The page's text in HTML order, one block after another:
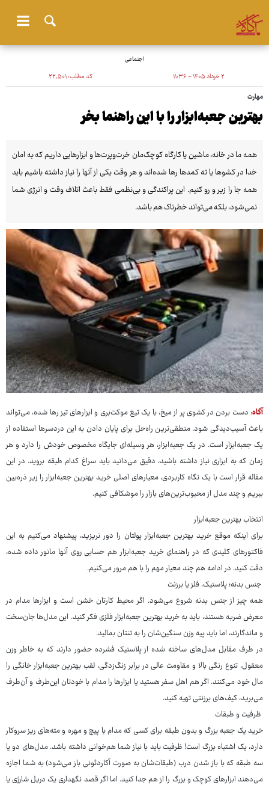
اجتماعی
۲ خرداد ۱۴۰۵ - ۱۱:۳۶ کد مطلب:۲۲٬۵۰۱
مهارت
بهترین جعبه‌ابزار را با این راهنما بخر
همه ما در خانه، ماشین یا کارگاه کوچک‌مان خرت‌وپرت‌ها و ابزارهایی داریم که به امان
خدا در کشوها یا ته کمدها رها شده‌اند و هر وقت یکی از آنها را نیاز داشته باشیم باید
همه جا را زیر و رو کنیم. این پراکندگی و بی‌نظمی فقط باعث اتلاف وقت و انرژی شما
نمی‌شود، بلکه می‌تواند خطرناک هم باشد.
آگاه: دست بردن در کشوی پر از میخ، با یک تیغ موکت‌بری و ابزارهای تیز رها شده، می‌تواند
باعث آسیب‌دیدگی شود. منطقی‌ترین راه‌حل برای پایان دادن به این دردسرها استفاده از
یک جعبه‌ابزار است. در یک جعبه‌ابزار، هر وسیله‌ای جایگاه مخصوص خودش را دارد و هر
زمان که به ابزاری نیاز داشته باشید، دقیق می‌دانید باید سراغ کدام طبقه بروید. در این
مقاله قرار است با یک نگاه کاربردی، معیارهای اصلی خرید بهترین جعبه‌ابزار را زیر ذره‌بین
ببریم و چند مدل از محبوب‌ترین‌های بازار را موشکافی کنیم.
انتخاب بهترین جعبه‌ابزار
برای اینکه موقع خرید بهترین جعبه‌ابزار پولتان را دور نریزید، پیشنهاد می‌کنیم به این
فاکتورهای کلیدی که در راهنمای خرید جعبه‌ابزار هم حسابی روی آنها مانور داده شده،
دقت کنید. در ادامه هم چند معیار مهم را با هم مرور می‌کنیم.
جنس بدنه؛ پلاستیک، فلز یا برزنت
همه چیز از جنس بدنه شروع می‌شود. اگر محیط کارتان خشن است و ابزارها مدام در
معرض ضربه هستند، باید به خرید بهترین جعبه‌ابزار فلزی فکر کنید. این مدل‌ها جان‌سخت
و ماندگارند، اما باید پیه وزن سنگین‌شان را به تنتان بمالید.
در طرف مقابل مدل‌های ساخته شده از پلاستیک فشرده حضور دارند که به خاطر وزن
معقول، تنوع رنگی بالا و مقاومت عالی در برابر زنگ‌زدگی، لقب بهترین جعبه‌ابزار خانگی را
مال خود می‌کنند. اگر هم اهل سفر هستید یا ابزارها را مدام با خودتان این‌طرف و آن‌طرف
می‌برید، کیف‌های برزنتی تهیه کنید.
ظرفیت و طبقات
خرید یک جعبه بزرگ و بدون طبقه برای کسی که مدام با پیچ و مهره و مته‌های ریز سروکار
دارد، یک اشتباه بزرگ است! ظرفیت باید با نیاز شما هم‌خوانی داشته باشد. مدل‌های دو یا
سه طبقه که با باز شدن درب (طبقات‌شان به صورت آکاردئونی باز می‌شود) به شما اجازه
می‌دهند ابزارهای کوچک و بزرگ را از هم جدا کنید. اما اگر قصد نگهداری یک دریل شارژی یا